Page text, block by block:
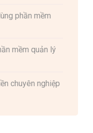
phần mềm
mềm quản lý
chuyên nghiệp